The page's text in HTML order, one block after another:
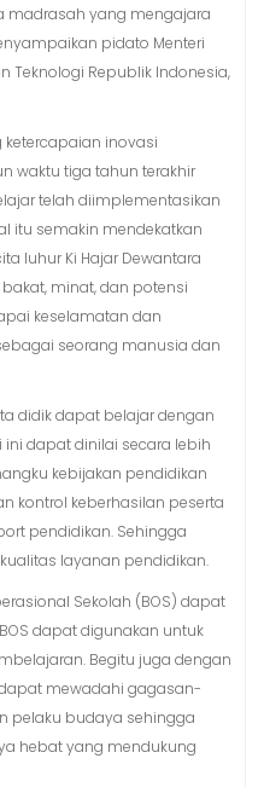
madrasah yang mengajara
pidato Menteri
Teknologi Republik Indonesia,
inovasi
waktu tiga tahun terakhir
telah diimplementasikan
itu semakin mendekatkan
luhur Ki Hajar Dewantara
minat, dan potensi
keselamatan dan
seorang manusia dan
didik dapat belajar dengan
dapat dinilai secara lebih
kebijakan pendidikan
kontrol keberhasilan peserta
pendidikan. Sehingga
layanan pendidikan.
Sekolah (BOS) dapat
dapat digunakan untuk
Begitu juga dengan
mewadahi gagasan-
pelaku budaya sehingga
hebat yang mendukung